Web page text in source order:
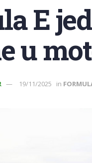
E
u
19/11/2025 in